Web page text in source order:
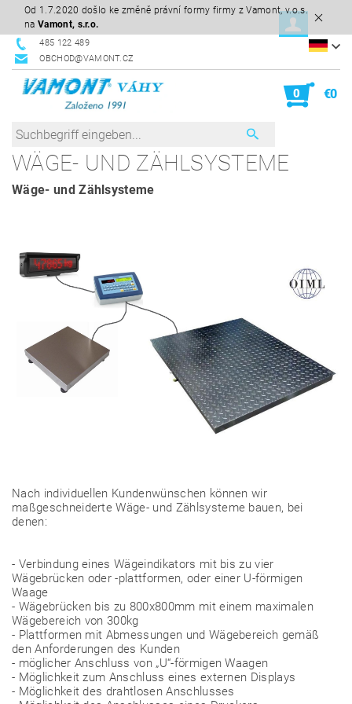
Od 1.7.2020 došlo ke změně právní formy firmy z Vamont, v.o.s.
na Vamont, s.r.o.
485 122 489
OBCHOD@VAMONT.CZ
0 €0
WÄGE- UND ZÄHLSYSTEME
Wäge- und Zählsysteme
Nach individuellen Kundenwünschen können wir
maßgeschneiderte Wäge- und Zählsysteme bauen, bei
denen:
- Verbindung eines Wägeindikators mit bis zu vier
Wägebrücken oder -plattformen, oder einer U-förmigen
Waage
- Wägebrücken bis zu 800x800mm mit einem maximalen
Wägebereich von 300kg
- Plattformen mit Abmessungen und Wägebereich gemäß
den Anforderungen des Kunden
- möglicher Anschluss von „U“-förmigen Waagen
- Möglichkeit zum Anschluss eines externen Displays
- Möglichkeit des drahtlosen Anschlusses